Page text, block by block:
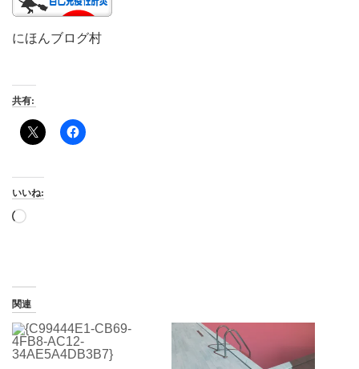
にほんブログ村
共有:
いいね:
読
関連